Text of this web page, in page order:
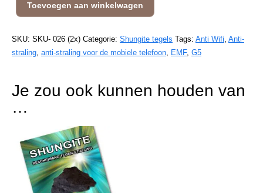
voor
Toevoegen aan winkelwagen
SKU: SKU- 026 (2x) Categorie: Shungite tegels Tags: Anti Wifi Anti-
straling anti-straling voor de mobiele telefoon EMF, G5
Je zou ook kunnen houden van
…